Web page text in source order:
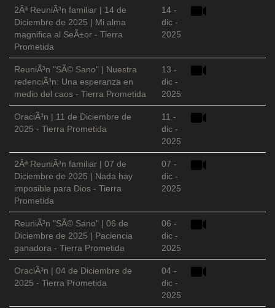
2Âª ReuniÃ³n familiar | 14 de
Diciembre de 2025 | Mi alma
magnifica al SeÃ±or - Tierra
Prometida
14 -
dic -
2025
ReuniÃ³n "SÃ© Sano" | Nuestra
redenciÃ³n: Una esperanza en
medio del caos - Tierra Prometida
13 -
dic -
2025
OraciÃ³n | 11 de Diciembre de
2025 - Tierra Prometida
11 -
dic -
2025
2Âª ReuniÃ³n familiar | 07 de
Diciembre de 2025 | Nada hay
imposible para Dios - Tierra
Prometida
07 -
dic -
2025
ReuniÃ³n "SÃ© Sano" | 06 de
Diciembre de 2025 | Paciencia
ganadora - Tierra Prometida
06 -
dic -
2025
OraciÃ³n | 04 de Diciembre de
2025 - Tierra Prometida
04 -
dic -
2025